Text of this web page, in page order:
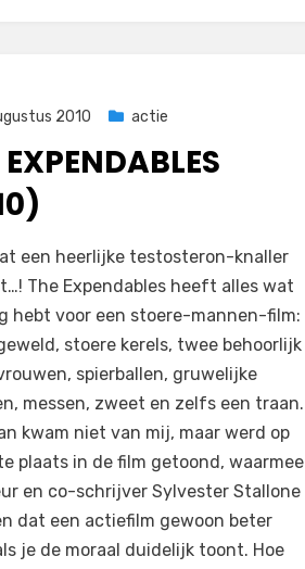
2010 actie
op
The
een heerlijke testosteron-knaller
The Expendables heeft alles wat
hebt voor een stoere-mannen-film:
stoere kerels, twee behoorlijk
spierballen, gruwelijke
messen, zweet en zelfs een traan.
kwam niet van mij, maar werd op
plaats in de film getoond, waarmee
en co-schrijver Sylvester Stallone
dat een actiefilm gewoon beter
je de moraal duidelijk toont. Hoe